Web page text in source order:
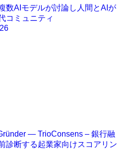
数AIモデルが討論し人間とAIが
コミュニティ
— TrioConsens – 銀行融
診断する起業家向けスコアリン